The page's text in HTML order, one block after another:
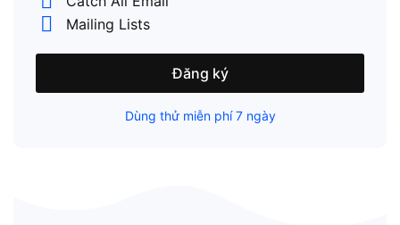
Mailing Lists
Đăng ký
Dùng thử miễn phí 7 ngày